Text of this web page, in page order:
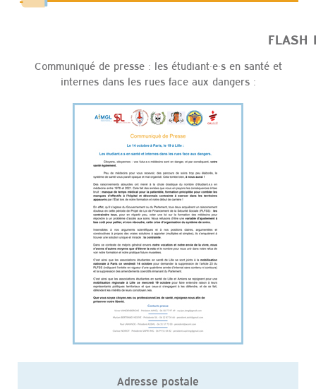
Communiqué de presse : les étudiant·e·s en santé et
internes dans les rues face aux dangers :
Adresse postale